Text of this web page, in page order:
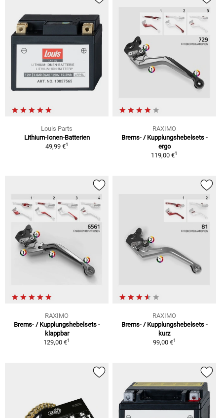
Louis Parts
Lithium-Ionen-Batterien
49,99 €1
RAXIMO
Brems- / Kupplungshebelsets -
ergo
119,00 €1
RAXIMO
Brems- / Kupplungshebelsets -
klappbar
129,00 €1
RAXIMO
Brems- / Kupplungshebelsets -
kurz
99,00 €1